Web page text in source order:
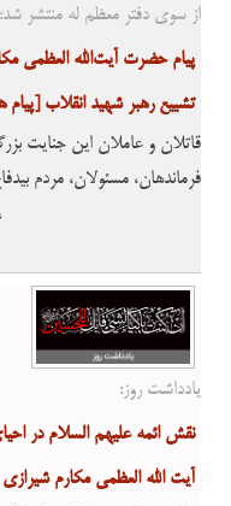
از سوی دفتر معظم له منتشر شد:
پیام حضرت آیت‌الله العظمی
تشییع رهبر شهید انقلاب [پیام
قاتلان و عاملان این جنایت
فرماندهان، مسئولان، مردم
و مجازات عادلانه مصون
نخواهد شد و امت اسلامی، در
در خونخواهی این شهیدان دنبال
یادداشت روز:
نقش ائمه علیهم السلام در
آیت الله العظمی مکارم شیرازی